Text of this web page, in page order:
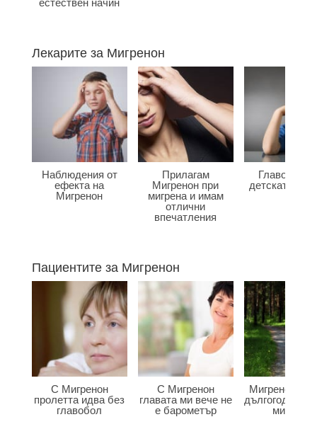
Лекарите за Мигренон
Наблюдения от
ефекта на
Мигренон
Прилагам
Мигренон при
мигрена и имам
отлични
впечатления
детската
Пациентите за Мигренон
С Мигренон
пролетта идва без
главобол
С Мигренон
главата ми вече не
е барометър
Мигренон
мигрена